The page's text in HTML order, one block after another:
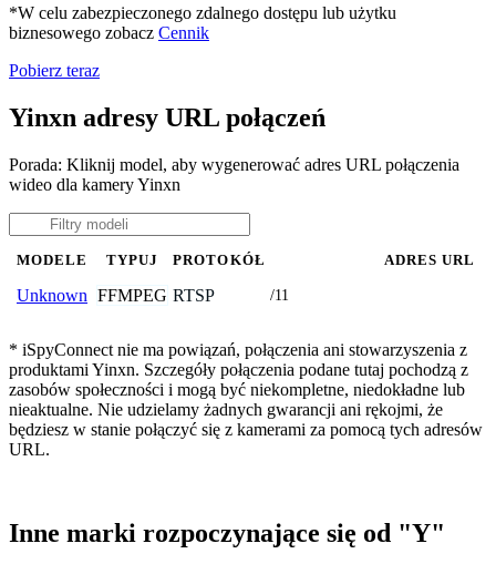
*W celu zabezpieczonego zdalnego dostępu lub użytku
biznesowego zobacz Cennik
Pobierz teraz
Yinxn adresy URL połączeń
Porada: Kliknij model, aby wygenerować adres URL połączenia
wideo dla kamery Yinxn
MODELE TYPUJ PROTOKÓŁ ADRES URL
Unknown FFMPEG RTSP /11
* iSpyConnect nie ma powiązań, połączenia ani stowarzyszenia z
produktami Yinxn. Szczegóły połączenia podane tutaj pochodzą z
zasobów społeczności i mogą być niekompletne, niedokładne lub
nieaktualne. Nie udzielamy żadnych gwarancji ani rękojmi, że
będziesz w stanie połączyć się z kamerami za pomocą tych adresów
URL.
Inne marki rozpoczynające się od "Y"